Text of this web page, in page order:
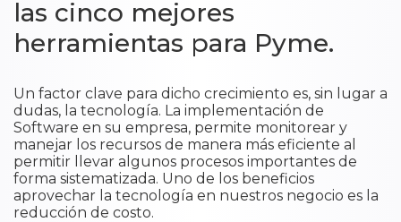
las cinco mejores
herramientas para Pyme.
Un factor clave para dicho crecimiento es, sin lugar a
dudas, la tecnología. La implementación de
Software en su empresa, permite monitorear y
manejar los recursos de manera más eficiente al
permitir llevar algunos procesos importantes de
forma sistematizada. Uno de los beneficios
aprovechar la tecnología en nuestros negocio es la
reducción de costo.